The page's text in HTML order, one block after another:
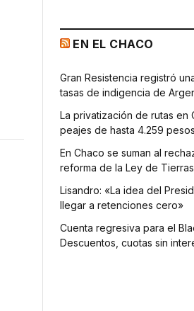
EN EL CHACO
Gran Resistencia registró
tasas de indigencia de
La privatización de rutas en
peajes de hasta 4.259 pesos
En Chaco se suman al
reforma de la Ley de Tierras
Lisandro: «La idea del
llegar a retenciones cero»
Cuenta regresiva para el
Descuentos, cuotas sin